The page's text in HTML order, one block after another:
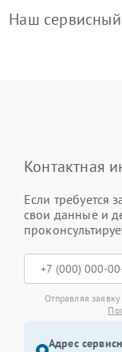
Наш
Контактная
Если требуется
свои данные и
Отправляя
Адрес